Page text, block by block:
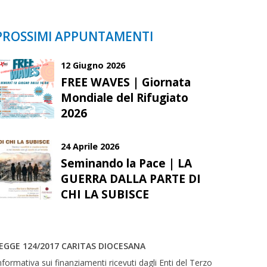
APPUNTAMENTI
12 Giugno 2026
FREE WAVES | Giornata
Mondiale del Rifugiato
2026
24 Aprile 2026
Seminando la Pace | LA
GUERRA DALLA PARTE DI
CHI LA SUBISCE
124/2017 CARITAS DIOCESANA
sui finanziamenti ricevuti dagli Enti del Terzo